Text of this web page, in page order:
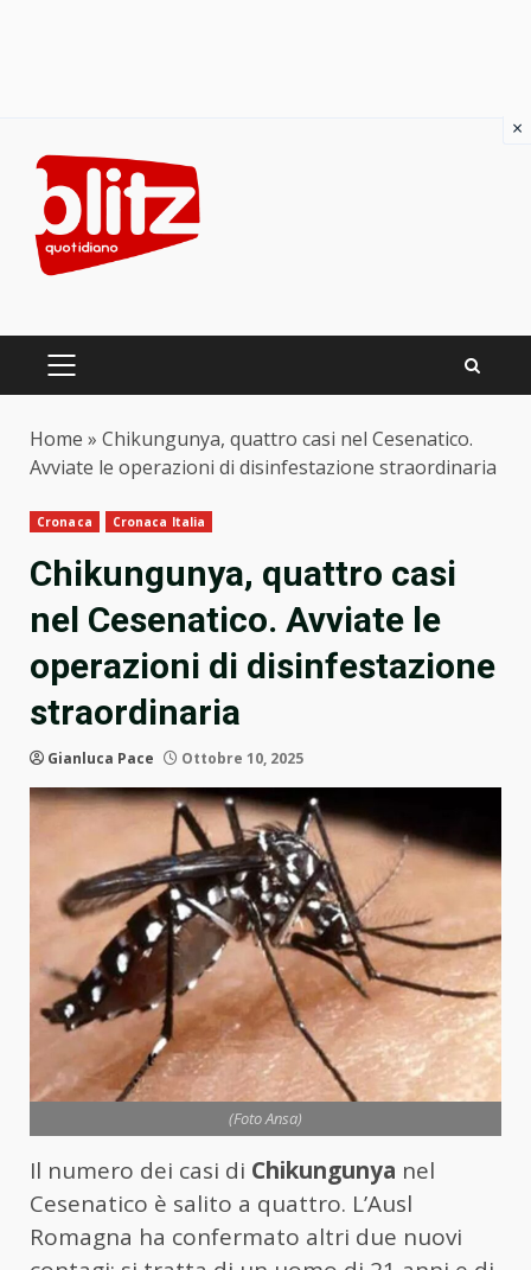
content
PRIMARY
Home » Chikungunya, quattro casi nel Cesenatico.
Avviate le operazioni di disinfestazione straordinaria
Cronaca Cronaca Italia
Chikungunya, quattro casi
nel Cesenatico. Avviate le
operazioni di disinfestazione
straordinaria
Gianluca Pace Ottobre 10, 2025
(Foto Ansa)
Il numero dei casi di Chikungunya nel
Cesenatico è salito a quattro. L’Ausl
Romagna ha confermato altri due nuovi
×